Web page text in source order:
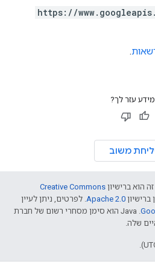
https://
.
עזר לך?
משוב
הוא ברישיון Creative Commons
ברישיון Apache 2.0. לפרטים, ניתן לעיין
.‏ Java הוא סימן מסחרי רשום של חברת